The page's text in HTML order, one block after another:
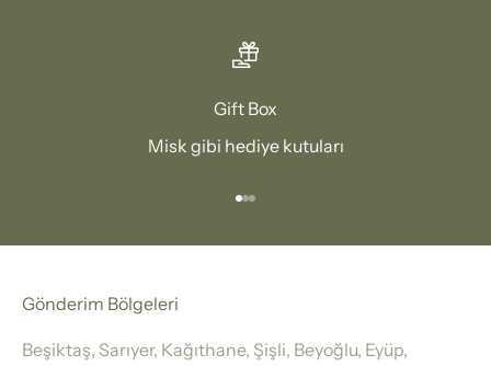
Gift Box
Misk gibi hediye kutuları
1 ögesine git
2 ögesine git
3 ögesine git
Gönderim Bölgeleri
Beşiktaş, Sarıyer, Kağıthane, Şişli, Beyoğlu, Eyüp,